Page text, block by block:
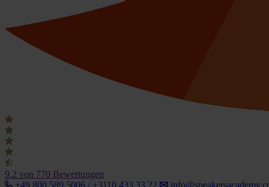
9.2 von 770 Bewertungen
+49 800 589 5006 / +3110 433 33 22